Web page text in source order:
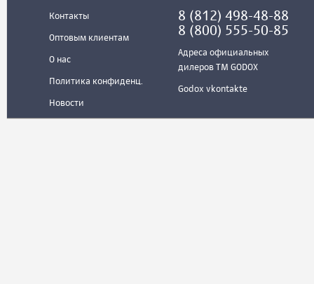
Контакты
Оптовым клиентам
О нас
Политика конфиденц.
Новости
8 (812) 498-48-88
8 (800) 555-50-85
Адреса официальных
дилеров ТМ GODOX
Godox vkontakte